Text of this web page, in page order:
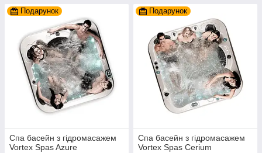
Подарунок
Спа басейн з гідромасажем
Vortex Spas Azure
Подарунок
Спа басейн з гідромасажем
Vortex Spas Cerium